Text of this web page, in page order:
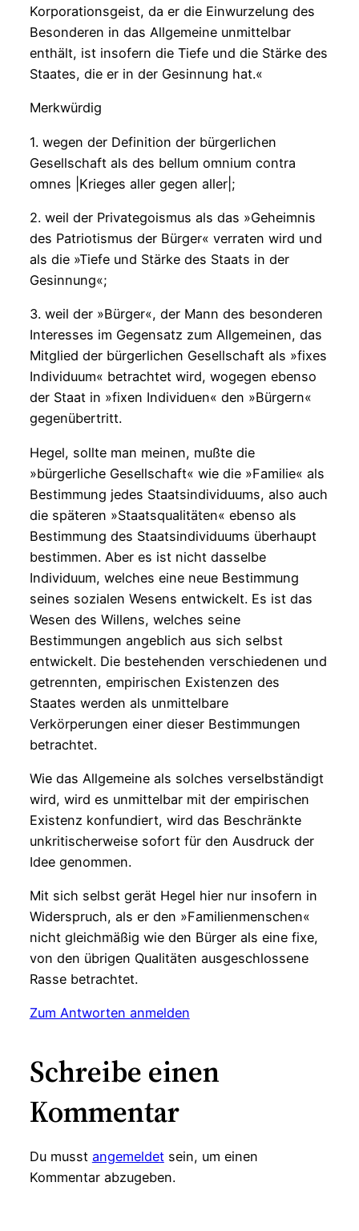
Korporationsgeist, da er die Einwurzelung des
Besonderen in das Allgemeine unmittelbar
enthält, ist insofern die Tiefe und die Stärke des
Staates, die er in der Gesinnung hat.«
Merkwürdig
1. wegen der Definition der bürgerlichen
Gesellschaft als des bellum omnium contra
omnes |Krieges aller gegen aller|;
2. weil der Privategoismus als das »Geheimnis
des Patriotismus der Bürger« verraten wird und
als die »Tiefe und Stärke des Staats in der
Gesinnung«;
3. weil der »Bürger«, der Mann des besonderen
Interesses im Gegensatz zum Allgemeinen, das
Mitglied der bürgerlichen Gesellschaft als »fixes
Individuum« betrachtet wird, wogegen ebenso
der Staat in »fixen Individuen« den »Bürgern«
gegenübertritt.
Hegel, sollte man meinen, mußte die
»bürgerliche Gesellschaft« wie die »Familie« als
Bestimmung jedes Staatsindividuums, also auch
die späteren »Staatsqualitäten« ebenso als
Bestimmung des Staatsindividuums überhaupt
bestimmen. Aber es ist nicht dasselbe
Individuum, welches eine neue Bestimmung
seines sozialen Wesens entwickelt. Es ist das
Wesen des Willens, welches seine
Bestimmungen angeblich aus sich selbst
entwickelt. Die bestehenden verschiedenen und
getrennten, empirischen Existenzen des
Staates werden als unmittelbare
Verkörperungen einer dieser Bestimmungen
betrachtet.
Wie das Allgemeine als solches verselbständigt
wird, wird es unmittelbar mit der empirischen
Existenz konfundiert, wird das Beschränkte
unkritischerweise sofort für den Ausdruck der
Idee genommen.
Mit sich selbst gerät Hegel hier nur insofern in
Widerspruch, als er den »Familienmenschen«
nicht gleichmäßig wie den Bürger als eine fixe,
von den übrigen Qualitäten ausgeschlossene
Rasse betrachtet.
Zum Antworten anmelden
Schreibe einen
Kommentar
Du musst angemeldetsein, um einen
Kommentar abzugeben.